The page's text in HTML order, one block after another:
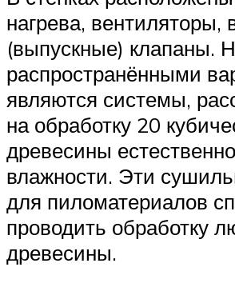
нагрева, вентиляторы,
(выпускные) клапаны.
распространёнными
являются системы,
на обработку 20
древесины
влажности. Эти
для пиломатериалов
проводить обработку
древесины.